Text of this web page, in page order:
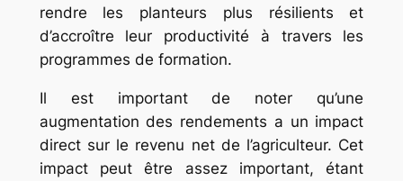
rendre les planteurs plus résilients et
d’accroître leur productivité à travers les
programmes de formation.
Il est important de noter qu’une
augmentation des rendements a un impact
direct sur le revenu net de l’agriculteur. Cet
impact peut être assez important, étant